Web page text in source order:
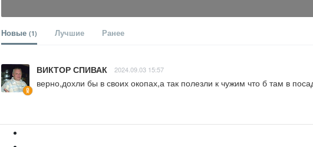
Новые (1) Лучшие Ранее
ВИКТОР СПИВАК 2024.09.03 15:57
верно,дохли бы в своих окопах,а так полезли к чужим что б там в